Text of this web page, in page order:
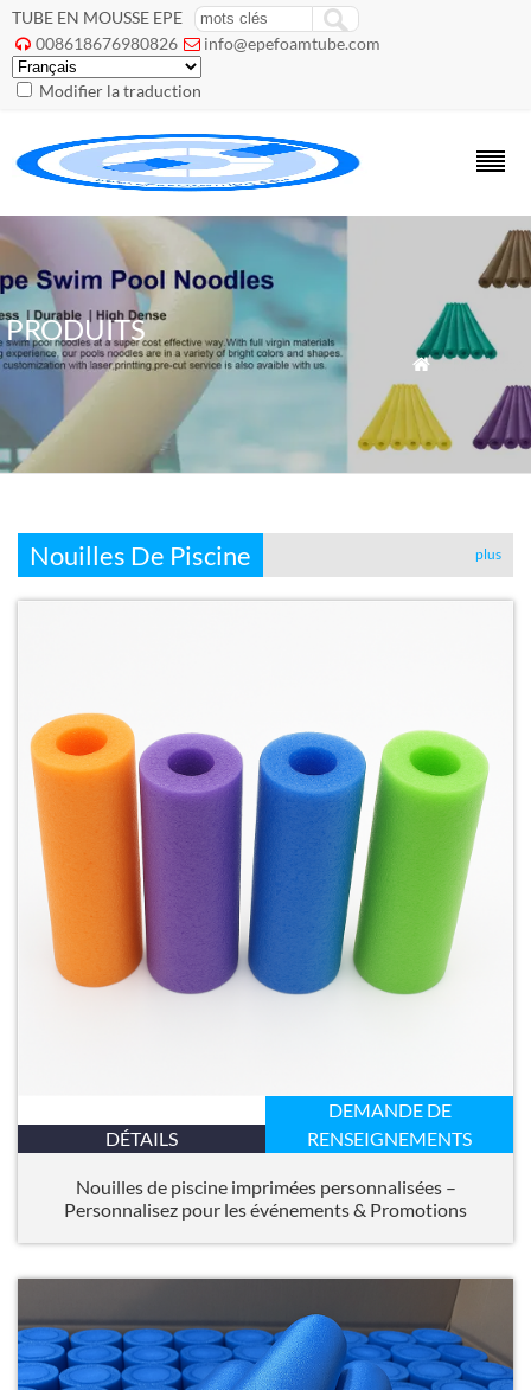
TUBE EN MOUSSE EPE
 008618676980826  info@epefoamtube.com
Modifier la traduction
PRODUITS
 » Products
Nouilles De Piscine plus
DÉTAILS
DEMANDE DE
RENSEIGNEMENTS
Nouilles de piscine imprimées personnalisées –
Personnalisez pour les événements & Promotions